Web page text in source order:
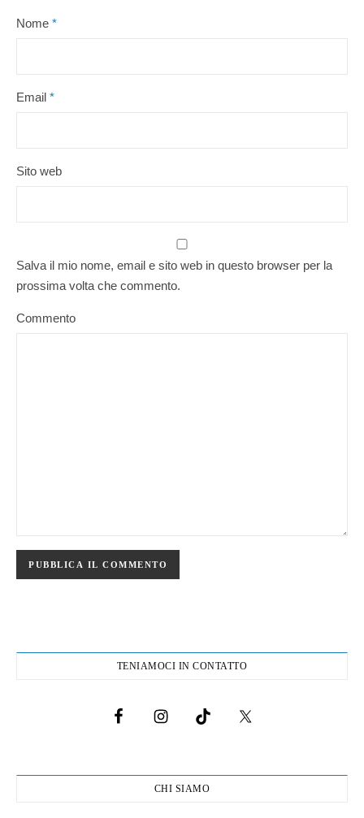
Nome *
Email *
Sito web
Salva il mio nome, email e sito web in questo browser per la
prossima volta che commento.
Commento
TENIAMOCI IN CONTATTO
CHI SIAMO